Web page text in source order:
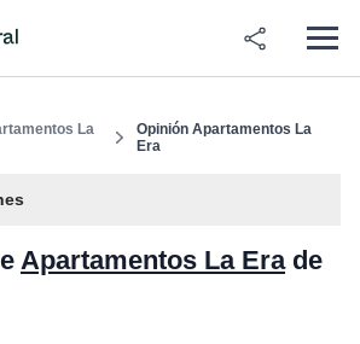
La
Opinión Apartamentos La
Era
Apartamentos La Erade